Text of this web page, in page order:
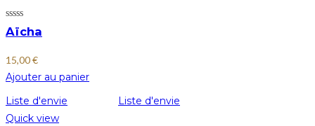
Aïcha
15,00€
Ajouter au panier
Liste d'envie
Liste d'envie
Quick view